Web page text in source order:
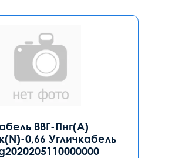
ВВГ-Пнг(А)
0,66 Угличкабель